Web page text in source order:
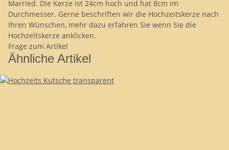
Married. Die Kerze ist 24cm hoch und hat 8cm im
Durchmesser. Gerne beschriften wir die Hochzeitskerze nach
Ihren Wünschen, mehr dazu erfahren Sie wenn Sie die
Hochzeitskerze anklicken.
Frage zum Artikel
Ähnliche Artikel